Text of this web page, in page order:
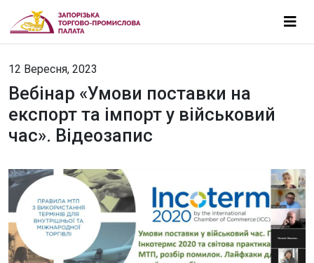
12 Вересня, 2023
Вебінар «Умови поставки на
експорт та імпорт у військовий
час». Відеозапис